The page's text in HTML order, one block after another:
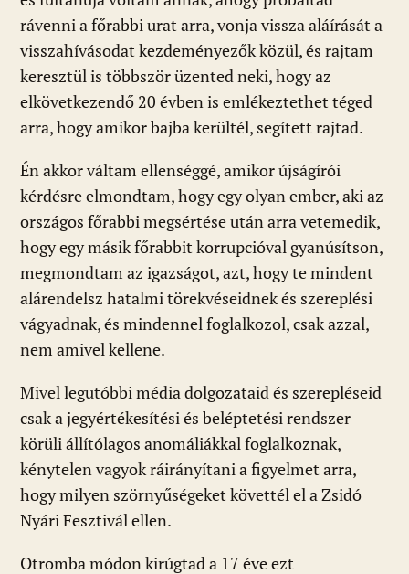
rávenni a főrabbi urat arra, vonja vissza aláírását a
visszahívásodat kezdeményezők közül, és rajtam
keresztül is többször üzented neki, hogy az
elkövetkezendő 20 évben is emlékeztethet téged
arra, hogy amikor bajba kerültél, segített rajtad.
Én akkor váltam ellenséggé, amikor újságírói
kérdésre elmondtam, hogy egy olyan ember, aki az
országos főrabbi megsértése után arra vetemedik,
hogy egy másik főrabbit korrupcióval gyanúsítson,
megmondtam az igazságot, azt, hogy te mindent
alárendelsz hatalmi törekvéseidnek és szereplési
vágyadnak, és mindennel foglalkozol, csak azzal,
nem amivel kellene.
Mivel legutóbbi média dolgozataid és szerepléseid
csak a jegyértékesítési és beléptetési rendszer
körüli állítólagos anomáliákkal foglalkoznak,
kénytelen vagyok ráirányítani a figyelmet arra,
hogy milyen szörnyűségeket követtél el a Zsidó
Nyári Fesztivál ellen.
Otromba módon kirúgtad a 17 éve ezt